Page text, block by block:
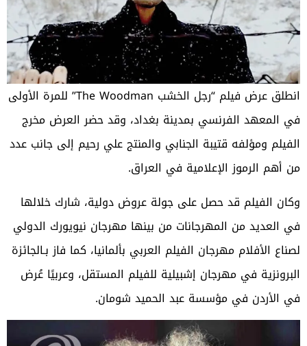
انطلق عرض فيلم “رجل الخشب The Woodman” للمرة الأولى
في المعهد الفرنسي بمدينة بغداد، وقد حضر العرض مخرج
الفيلم ومؤلفه قتيبة الجنابي والمنتج علي رحيم إلى جانب عدد
من أهم الرموز الإعلامية في العراق.
وكان الفيلم قد حصل على جولة عروض دولية، شارك خلالها
في العديد من المهرجانات من بينها مهرجان نيويورك الدولي
لصناع الأفلام مهرجان الفيلم العربي بألمانيا، كما فاز بـالجائزة
البرونزية في مهرجان إشبيلية للفيلم المستقل، وعربيًا عُرض
في الأردن في مؤسسة عبد الحميد شومان.